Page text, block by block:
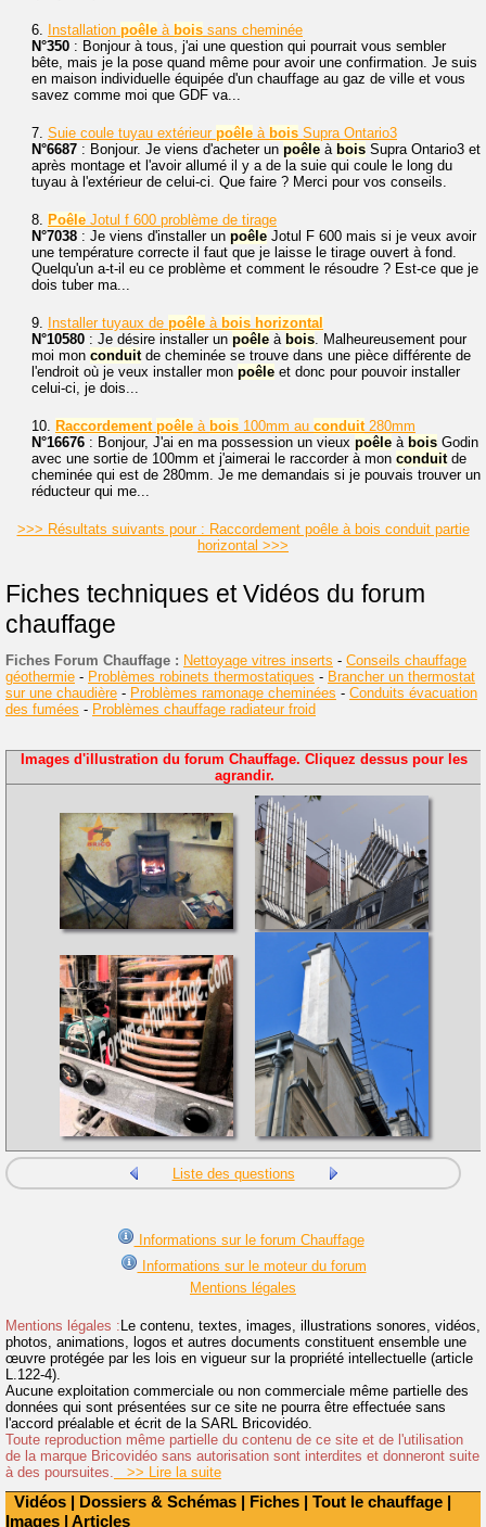
Vidéos | Dossiers & Schémas | Fiches | Tout le chauffage |
Images | Articles
6. Installation poêle à bois sans cheminée
N°350 : Bonjour à tous, j'ai une question qui pourrait vous sembler
bête, mais je la pose quand même pour avoir une confirmation. Je suis
en maison individuelle équipée d'un chauffage au gaz de ville et vous
savez comme moi que GDF va...
7. Suie coule tuyau extérieur poêle à bois Supra Ontario3
N°6687 : Bonjour. Je viens d'acheter un poêle à bois Supra Ontario3 et
après montage et l'avoir allumé il y a de la suie qui coule le long du
tuyau à l'extérieur de celui-ci. Que faire ? Merci pour vos conseils.
8. Poêle Jotul f 600 problème de tirage
N°7038 : Je viens d'installer un poêle Jotul F 600 mais si je veux avoir
une température correcte il faut que je laisse le tirage ouvert à fond.
Quelqu'un a-t-il eu ce problème et comment le résoudre ? Est-ce que je
dois tuber ma...
9. Installer tuyaux de poêle à bois horizontal
N°10580 : Je désire installer un poêle à bois. Malheureusement pour
moi mon conduitde cheminée se trouve dans une pièce différente de
l'endroit où je veux installer mon poêle et donc pour pouvoir installer
celui-ci, je dois...
10. Raccordement poêle à bois 100mm au conduit280mm
N°16676 : Bonjour, J'ai en ma possession un vieux poêle à bois Godin
avec une sortie de 100mm et j'aimerai le raccorder à mon conduitde
cheminée qui est de 280mm. Je me demandais si je pouvais trouver un
réducteur qui me...
>>> Résultats suivants pour : Raccordement poêle à bois conduit partie
horizontal >>>
Fiches techniques et Vidéos du forum
chauffage
Fiches Forum Chauffage : Nettoyage vitres inserts - Conseils chauffage
géothermie - Problèmes robinets thermostatiques - Brancher un thermostat
sur une chaudière - Problèmes ramonage cheminées - Conduits évacuation
des fumées - Problèmes chauffage radiateur froid
Images d'illustration du forum Chauffage. Cliquez dessus pour les
agrandir.
Liste des questions
Informations sur le forum Chauffage
Informations sur le moteur du forum
Mentions légales
Mentions légales : Le contenu, textes, images, illustrations sonores, vidéos,
photos, animations, logos et autres documents constituent ensemble une
œuvre protégée par les lois en vigueur sur la propriété intellectuelle (article
L.122-4).
Aucune exploitation commerciale ou non commerciale même partielle des
données qui sont présentées sur ce site ne pourra être effectuée sans
l'accord préalable et écrit de la SARL Bricovidéo.
Toute reproduction même partielle du contenu de ce site et de l'utilisation
de la marque Bricovidéo sans autorisation sont interdites et donneront suite
à des poursuites. >> Lire la suite